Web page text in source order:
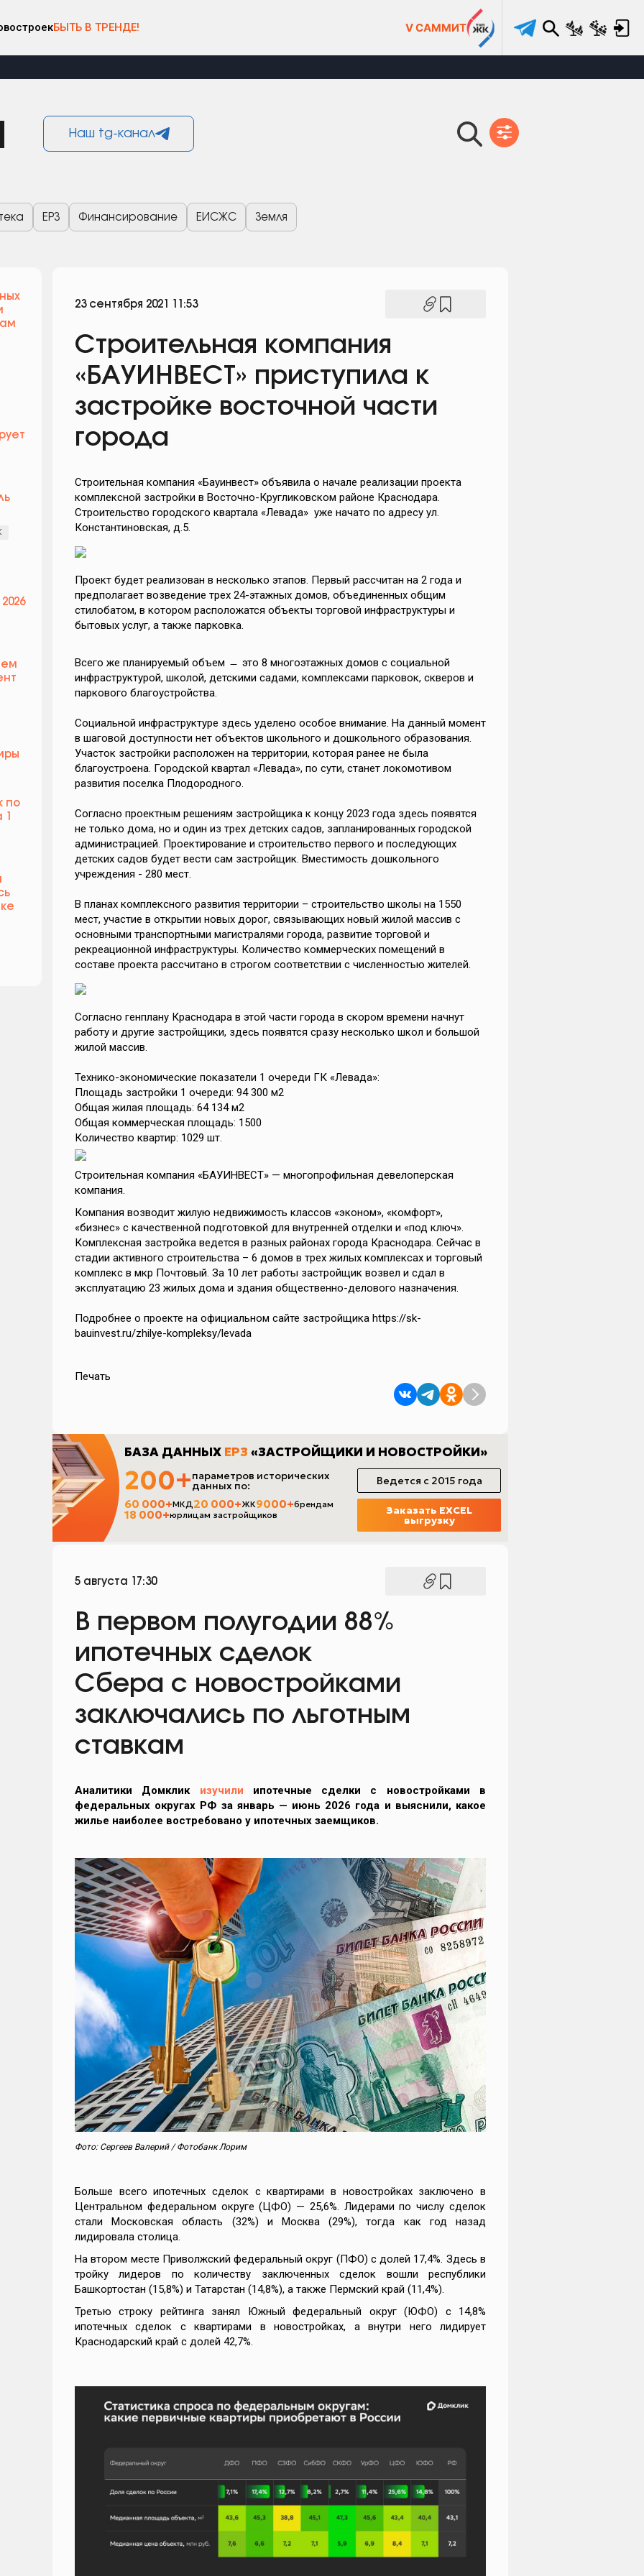
БЫТЬ В ТРЕНДЕ! V САММИТ
Наш tg-канал
ЕРЗ Финансирование ЕИСЖС Земля
по
23 сентября 2021 11:53
Строительная компания
«БАУИНВЕСТ» приступила к
застройке восточной части
города
Строительная компания «Бауинвест» объявила о начале реализации проекта
комплексной застройки в Восточно-Кругликовском районе Краснодара.
Строительство городского квартала «Левада» уже начато по адресу ул.
Константиновская, д.5.
Проект будет реализован в несколько этапов. Первый рассчитан на 2 года и
предполагает возведение трех 24-этажных домов, объединенных общим
стилобатом, в котором расположатся объекты торговой инфраструктуры и
бытовых услуг, а также парковка.
Всего же планируемый объем ̶ это 8 многоэтажных домов с социальной
инфраструктурой, школой, детскими садами, комплексами парковок, скверов и
паркового благоустройства.
Социальной инфраструктуре здесь уделено особое внимание. На данный момент
в шаговой доступности нет объектов школьного и дошкольного образования.
Участок застройки расположен на территории, которая ранее не была
благоустроена. Городской квартал «Левада», по сути, станет локомотивом
развития поселка Плодородного.
Согласно проектным решениям застройщика к концу 2023 года здесь появятся
не только дома, но и один из трех детских садов, запланированных городской
администрацией. Проектирование и строительство первого и последующих
детских садов будет вести сам застройщик. Вместимость дошкольного
учреждения - 280 мест.
В планах комплексного развития территории – строительство школы на 1550
мест, участие в открытии новых дорог, связывающих новый жилой массив с
основными транспортными магистралями города, развитие торговой и
рекреационной инфраструктуры. Количество коммерческих помещений в
составе проекта рассчитано в строгом соответствии с численностью жителей.
Согласно генплану Краснодара в этой части города в скором времени начнут
работу и другие застройщики, здесь появятся сразу несколько школ и большой
жилой массив.
Технико-экономические показатели 1 очереди ГК «Левада»:
Площадь застройки 1 очереди: 94 300 м2
Общая жилая площадь: 64 134 м2
Общая коммерческая площадь: 1500
Количество квартир: 1029 шт.
Строительная компания «БАУИНВЕСТ» — многопрофильная девелоперская
компания.
Компания возводит жилую недвижимость классов «эконом», «комфорт»,
«бизнес» с качественной подготовкой для внутренней отделки и «под ключ».
Комплексная застройка ведется в разных районах города Краснодара. Сейчас в
стадии активного строительства – 6 домов в трех жилых комплексах и торговый
комплекс в мкр Почтовый. За 10 лет работы застройщик возвел и сдал в
эксплуатацию 23 жилых дома и здания общественно-делового назначения.
Подробнее о проекте на официальном сайте застройщика https://sk-
bauinvest.ru/zhilye-kompleksy/levada
Печать
5 августа 17:30
В первом полугодии 88%
ипотечных сделок
Сбера c новостройками
заключались по льготным
ставкам
Аналитики Домклик изучили ипотечные сделки с новостройками в
федеральных округах РФ за январь — июнь 2026 года и выяснили, какое
жилье наиболее востребовано у ипотечных заемщиков.
Фото: Сергеев Валерий / Фотобанк Лорим
Больше всего ипотечных сделок с квартирами в новостройках заключено в
Центральном федеральном округе (ЦФО) — 25,6%. Лидерами по числу сделок
стали Московская область (32%) и Москва (29%), тогда как год назад
лидировала столица.
На втором месте Приволжский федеральный округ (ПФО) с долей 17,4%. Здесь в
тройку лидеров по количеству заключенных сделок вошли республики
Башкортостан (15,8%) и Татарстан (14,8%), а также Пермский край (11,4%).
Третью строку рейтинга занял Южный федеральный округ (ЮФО) с 14,8%
ипотечных сделок с квартирами в новостройках, а внутри него лидирует
Краснодарский край с долей 42,7%.